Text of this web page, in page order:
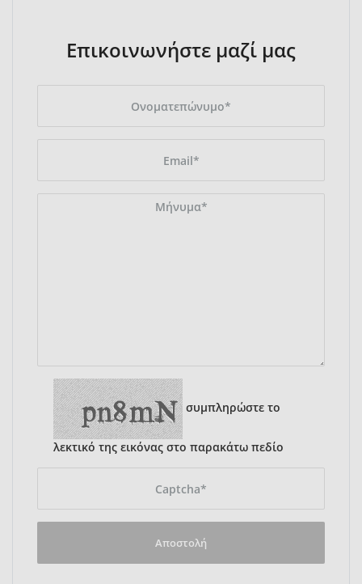
Επικοινωνήστε μαζί μας
συμπληρώστε το
λεκτικό της εικόνας στο παρακάτω πεδίο
Αποστολή